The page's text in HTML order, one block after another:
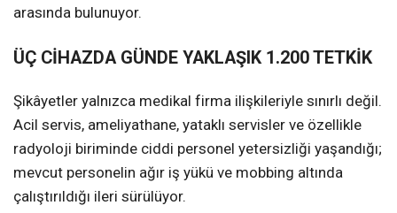
arasında bulunuyor.
ÜÇ CİHAZDA GÜNDE YAKLAŞIK 1.200 TETKİK
Şikâyetler yalnızca medikal firma ilişkileriyle sınırlı değil.
Acil servis, ameliyathane, yataklı servisler ve özellikle
radyoloji biriminde ciddi personel yetersizliği yaşandığı;
mevcut personelin ağır iş yükü ve mobbing altında
çalıştırıldığı ileri sürülüyor.